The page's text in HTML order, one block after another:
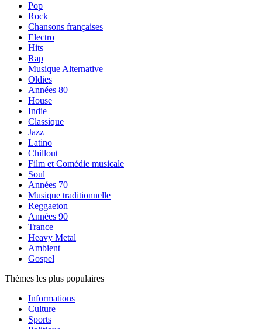
Pop
Rock
Chansons françaises
Electro
Hits
Rap
Musique Alternative
Oldies
Années 80
House
Indie
Classique
Jazz
Latino
Chillout
Film et Comédie musicale
Soul
Années 70
Musique traditionnelle
Reggaeton
Années 90
Trance
Heavy Metal
Ambient
Gospel
Thèmes les plus populaires
Informations
Culture
Sports